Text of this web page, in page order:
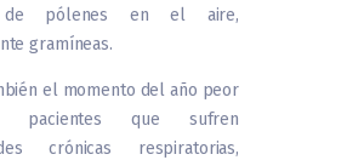
de pólenes en el aire,
gramíneas.
el momento del año peor
pacientes que sufren
crónicas respiratorias,